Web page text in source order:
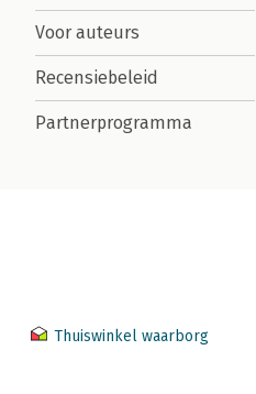
Voor auteurs
Recensiebeleid
Partnerprogramma
Thuiswinkel waarborg